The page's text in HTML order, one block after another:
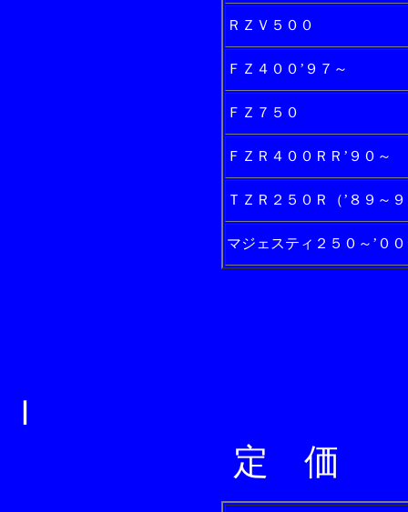
ＲＺＶ５００
ＦＺ４００’９７～
ＦＺ７５０
ＦＺＲ４００ＲＲ’９０～
ＴＺＲ２５０Ｒ（’８９～
マジェスティ２５０～’０
Ｉ
定 価